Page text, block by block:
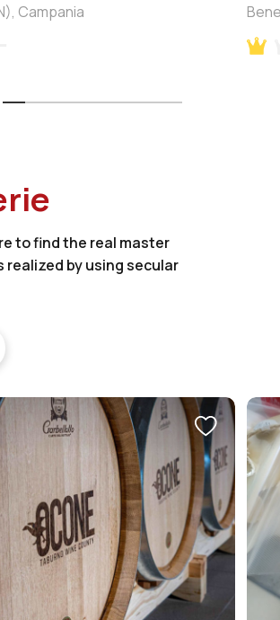
Campania
to find the real master
realized by using secular